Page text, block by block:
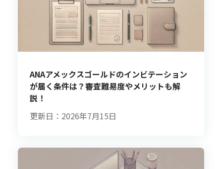
ANAアメックスゴールドのインビテーション
が届く条件は？審査難易度やメリットも解
説！
更新日：2026年7月15日